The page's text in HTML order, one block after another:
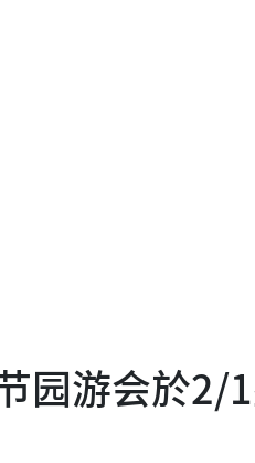
园游会於2/